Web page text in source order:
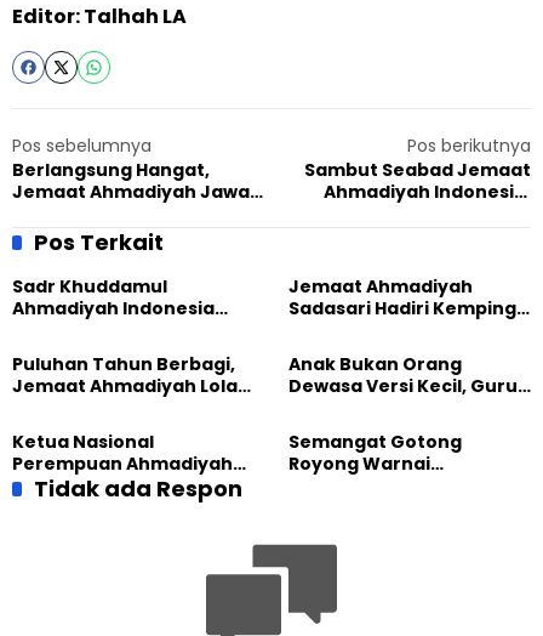
Editor: Talhah LA
Pos sebelumnya
Berlangsung Hangat,
Jemaat Ahmadiyah Jawa
Universitas Islam Negeri
Sayyid Ali Rahmatullah
Pos berikutnya
Sambut Seabad Jemaat
Ahmadiyah Indonesia,
Gelar Pertemuan dan
Pos Terkait
Sadr Khuddamul
Ahmadiyah Indonesia
Pendidikan bersama
UNUSIA
Jemaat Ahmadiyah
Sadasari Hadiri Kemping
Majalengka
Puluhan Tahun Berbagi,
Jemaat Ahmadiyah Lolak
Sembako kepada Warga
Anak Bukan Orang
Dewasa Versi Kecil, Guru
Pendidikan BERLIAN
Ketua Nasional
Perempuan Ahmadiyah
Indonesia Raih Gelar Guru
Semangat Gotong
Royong Warnai
Tidak ada Respon